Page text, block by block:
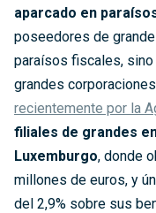
aparcado en
poseedores de
paraísos fiscales, sino
grandes
recientemente por la
filiales de grandes
Luxemburgo, donde
millones de euros, y
del 2,9% sobre sus